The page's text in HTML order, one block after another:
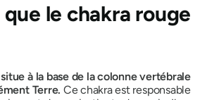
le chakra rouge
à la base de la colonne vertébrale
Terre. Ce chakra est responsable